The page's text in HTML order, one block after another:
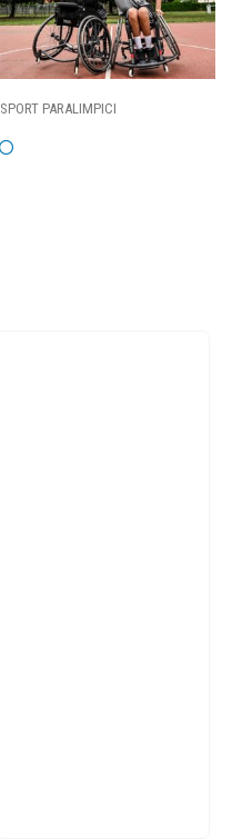
SPORT PARALIMPICI